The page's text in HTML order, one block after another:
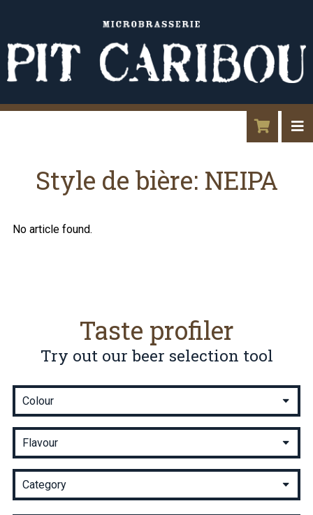
Style de bière: NEIPA
No article found.
Taste profiler
Try out our beer selection tool